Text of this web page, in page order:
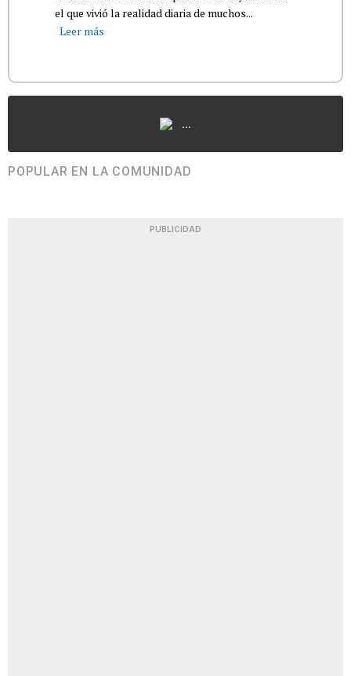
el que vivió la realidad diaria de muchos...
Leer más
...
POPULAR EN LA COMUNIDAD
PUBLICIDAD